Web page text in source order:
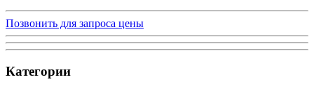
Позвонить для запроса цены
Категории